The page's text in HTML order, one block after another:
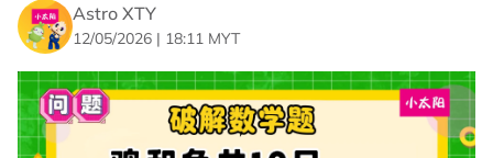
Astro XTY
12/05/2026 | 18:11 MYT